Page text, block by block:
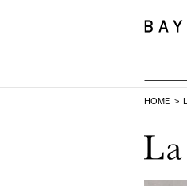
HOME